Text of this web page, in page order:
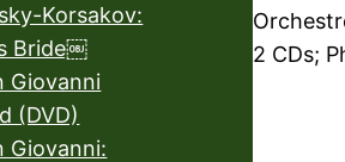
Korsakov:
Bride￼
Giovanni
(DVD)
Giovanni:
2 CDs;